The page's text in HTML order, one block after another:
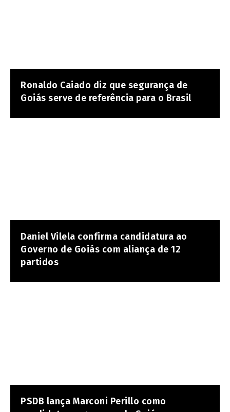
Ronaldo Caiado diz que segurança de
Goiás serve de referência para o Brasil
Daniel Vilela confirma candidatura ao
Governo de Goiás com aliança de 12
partidos
PSDB lança Marconi Perillo como